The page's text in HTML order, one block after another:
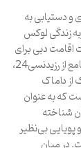
و دستیابی به
زندگی لوکس
اقامت دبی برای
شما و خانواده‌تان را نیز ممکن می‌سازد. در این راهنمای جامع از رزیدنسی24،
از داماک
که به عنوان
شناخته
بی‌نظیر